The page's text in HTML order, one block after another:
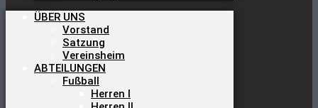
ÜBER UNS
Vorstand
Satzung
Vereinsheim
ABTEILUNGEN
Fußball
Herren I